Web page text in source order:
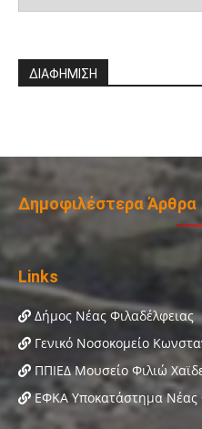
ΔΙΑΦΗΜΙΣΗ
Δημοφιλέστερα Άρθρα
Links
Δήμος Νέας Φιλαδέλφειας
Γενικό Νοσοκομείο
ΠΠΙΕΔ Μουσείο Φιλιώ
ΕΦΚΑ Υποκατάστημα Νέας